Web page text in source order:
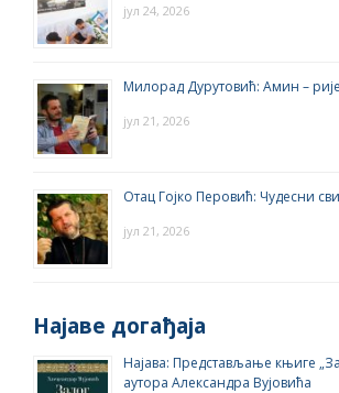
јул 24, 2026
Милорад Дурутовић: Амин –
јул 21, 2026
Отац Гојко Перовић: Чудесни
јул 21, 2026
Најаве догађаја
Најава: Представљање књиге
аутора Александра Вујовића